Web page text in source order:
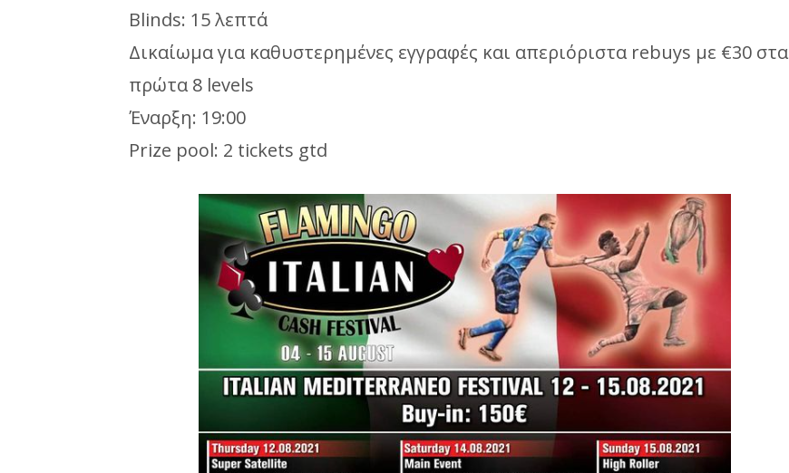
Blinds: 15 λεπτά
Δικαίωμα για καθυστερημένες εγγραφές και απεριόριστα rebuys με €30 στα
πρώτα 8 levels
Έναρξη: 19:00
Prize pool: 2 tickets gtd